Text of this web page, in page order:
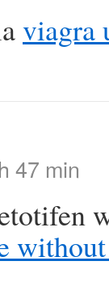
viagra
47 min